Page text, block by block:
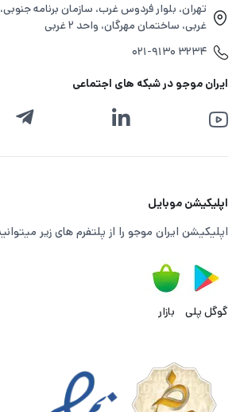
غربی، ساختمان مهرگان، واحد ۲ غربی
۰۲۱-۹۱۳۰ ۳۲۳۴
ایران موجو در شبکه های اجتماعی
اپلیکیشن موبایل
اپلیکیشن ایران موجو را از پلتفرم های زیر
گوگل پلی بازار